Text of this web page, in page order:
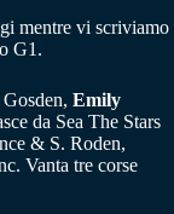
mentre vi scriviamo
G1.
Emily
da Sea The Stars
& S. Roden,
Vanta tre corse